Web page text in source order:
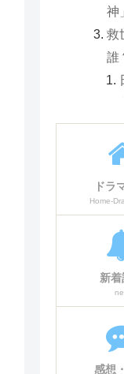
神
救
誰
治
考
判
な
ドラ
Home-
新
感想